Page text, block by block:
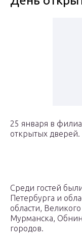
25 января в
открытых дверей.
Среди гостей
Петербурга и
области,
Мурманска,
городов.